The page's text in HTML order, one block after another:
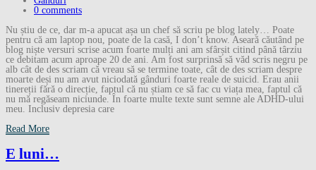
0 comments
Nu știu de ce, dar m-a apucat așa un chef să scriu pe blog lately… Poate
pentru că am laptop nou, poate de la casă, I don’t know. Aseară căutând pe
blog niște versuri scrise acum foarte mulți ani am sfârșit citind până târziu
ce debitam acum aproape 20 de ani. Am fost surprinsă să văd scris negru pe
alb cât de des scriam că vreau să se termine toate, cât de des scriam despre
moarte deși nu am avut niciodată gânduri foarte reale de suicid. Erau anii
tinereții fără o direcție, faptul că nu știam ce să fac cu viața mea, faptul că
nu mă regăseam niciunde. În foarte multe texte sunt semne ale ADHD-ului
meu. Inclusiv depresia care
Read More
E luni…